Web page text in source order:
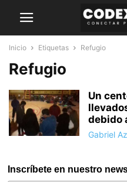
Inicio Etiquetas Refugio
Refugio
Un
debido
Gabriel
Inscríbete en nuestro